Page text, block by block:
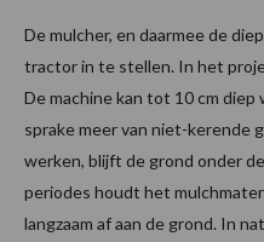
De mulcher, en daarmee de
tractor in te stellen. In het
De machine kan tot 10 cm diep
sprake meer van niet-kerende
werken, blijft de grond onder
periodes houdt het
langzaam af aan de grond. In